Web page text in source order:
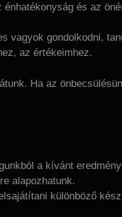
és az
vagyok gondolkodni,
az értékeimhez.
Ha az
a kívánt
alapozhatunk.
különböző